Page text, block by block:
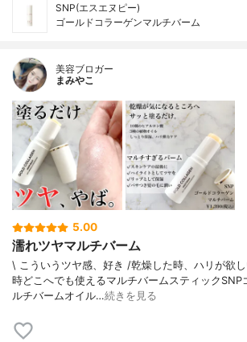
SNP(エスエヌピー)
ゴールドコラーゲンマルチバーム
美容ブロガー
まみやこ
5.00
濡れツヤマルチバーム
\ こういうツヤ感、好き /⁡乾燥した時、ハリが欲
時どこへでも使えるマルチバームスティック⁡⁡SNP
ルチバーム⁡⁡オイル…続きを見る